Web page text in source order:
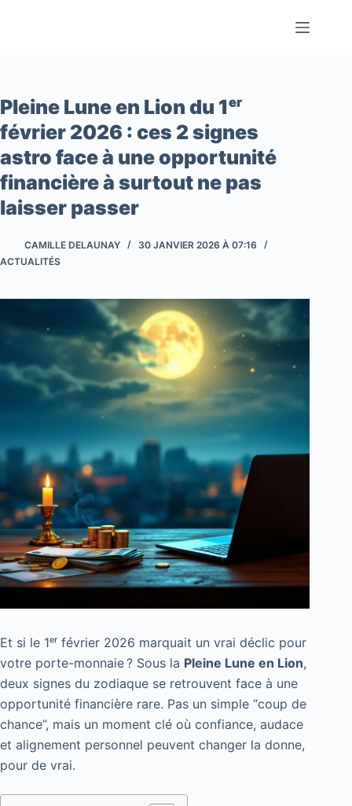
Pleine Lune en Lion du 1ᵉʳ
février 2026 : ces 2 signes
astro face à une opportunité
financière à surtout ne pas
laisser passer
CAMILLE DELAUNAY
30 JANVIER 2026 À 07:16
ACTUALITÉS
Et si le 1ᵉʳ février 2026 marquait un vrai déclic pour
votre porte-monnaie ? Sous la Pleine Lune en Lion,
deux signes du zodiaque se retrouvent face à une
opportunité financière rare. Pas un simple “coup de
chance”, mais un moment clé où confiance, audace
et alignement personnel peuvent changer la donne,
pour de vrai.